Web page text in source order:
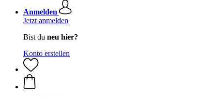
Anmelden
Jetzt anmelden
Bist du neu hier?
Konto erstellen